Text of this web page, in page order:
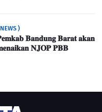
)
𝐁𝐚𝐧𝐝𝐮𝐧𝐠 𝐁𝐚𝐫𝐚𝐭 𝐚𝐤𝐚𝐧
𝐍𝐉𝐎𝐏 𝐏𝐁𝐁